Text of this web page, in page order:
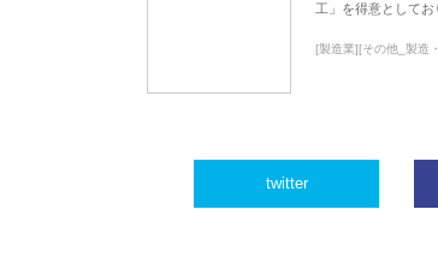
工」を得意として
[製造業][その他_製造
twitter